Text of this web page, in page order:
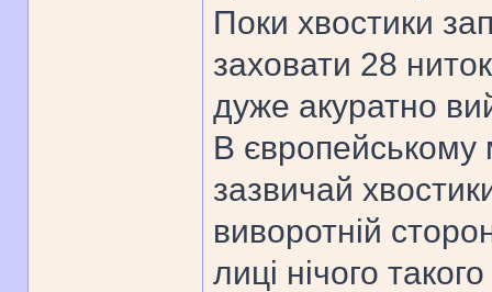
Поки хвостики
заховати 28
дуже акуратно
В європейському
зазвичай
виворотній
лиці нічого